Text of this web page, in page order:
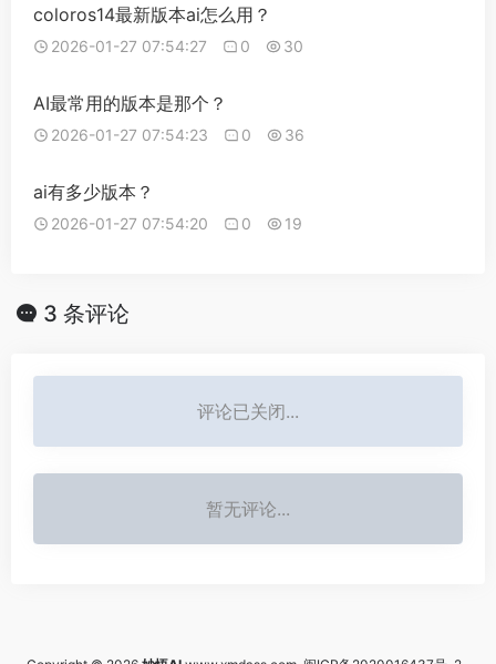
coloros14最新版本ai怎么用？
2026-01-27 07:54:27 0 30
AI最常用的版本是那个？
2026-01-27 07:54:23 0 36
ai有多少版本？
2026-01-27 07:54:20 0 19
3 条评论
评论已关闭...
暂无评论...